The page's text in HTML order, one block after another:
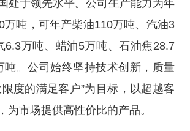
处于领先水平。公司生产能力为年
万吨，可年产柴油110万吨、汽油3
6.3万吨、蜡油5万吨、石油焦28.7
吨。公司始终坚持技术创新，质量
度的满足客户”为目标，以超越客
为市场提供高性价比的产品。